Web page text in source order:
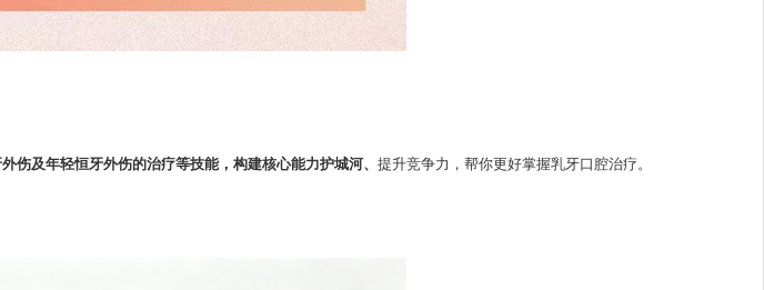
伤及年轻恒牙外伤的治疗等技能，构建核心能力护城河、 提升竞争力，帮你更好掌握乳牙口腔治疗。